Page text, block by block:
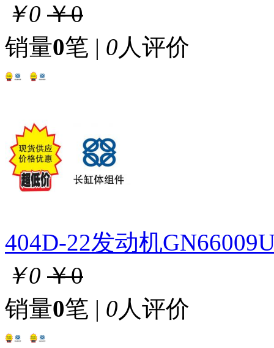
￥0 ￥0
销量0笔 | 0人评价
404D-22发动机
￥0 ￥0
销量0笔 | 0人评价